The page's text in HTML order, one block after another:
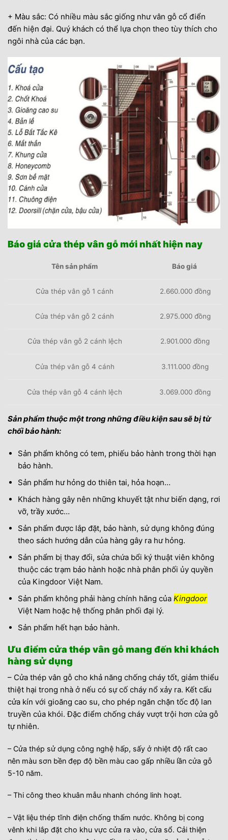
+ Màu sắc: Có nhiều màu sắc giống như vân gỗ cổ điển
đến hiện đại. Quý khách có thể lựa chọn theo tùy thích cho
ngôi nhà của các bạn.
Báo giá cửa thép vân gỗ mới nhất hiện nay
Tên sản phẩm Báo giá
Cửa thép vân gỗ 1 cánh 2.660.000 đồng
Cửa thép vân gỗ 2 cánh 2.975.000 đồng
Cửa thép vân gỗ 2 cánh lệch 2.901.000 đồng
Cửa thép vân gỗ 4 cánh 3.111.000 đồng
Cửa thép vân gỗ 4 cánh lệch 3.069.000 đồng
Sản phẩm thuộc một trong những điều kiện sau sẽ bị từ
chối bảo hành:
Sản phẩm không có tem, phiếu bảo hành trong thời hạn
bảo hành.
Sản phẩm hư hỏng do thiên tai, hỏa hoạn…
Khách hàng gây nên những khuyết tật như biến dạng, rơi
vỡ, trầy xước…
Sản phẩm được lắp đặt, bảo hành, sử dụng không đúng
theo sách hướng dẫn của hàng gây ra hư hỏng.
Sản phẩm bị thay đổi, sửa chứa bổi ký thuật viên không
thuộc các trạm bảo hành hoặc nhà phân phối ủy quyền
của Kingdoor Việt Nam.
Sản phẩm không phải hàng chính hãng của Kingdoor
Việt Nam hoặc hệ thống phân phối đại lý.
Sản phẩm hết hạn bảo hành.
Ưu điểm cửa thép vân gỗ mang đến khi khách
hàng sử dụng
– Cửa thép vân gỗ cho khả năng chống cháy tốt, giảm thiểu
thiệt hại trong nhà ở nếu có sự cố cháy nổ xảy ra. Kết cấu
cửa kín với gioăng cao su, cho phép ngăn chặn tốc độ lan
truyền của khói. Đặc điểm chống cháy vượt trội hơn cửa gỗ
tự nhiên.
– Cửa thép sử dụng công nghệ hấp, sấy ở nhiệt độ rất cao
nên màu sơn bền đẹp độ bền màu cao gấp nhiều lần cửa gỗ
5-10 năm.
– Thi công theo khuân mẫu nhanh chóng linh hoạt.
– Vật liệu thép tĩnh điện chống thấm nước. Không bị cong
vênh khi lắp đặt cho khu vực cửa ra vào, cửa sổ. Cải thiện